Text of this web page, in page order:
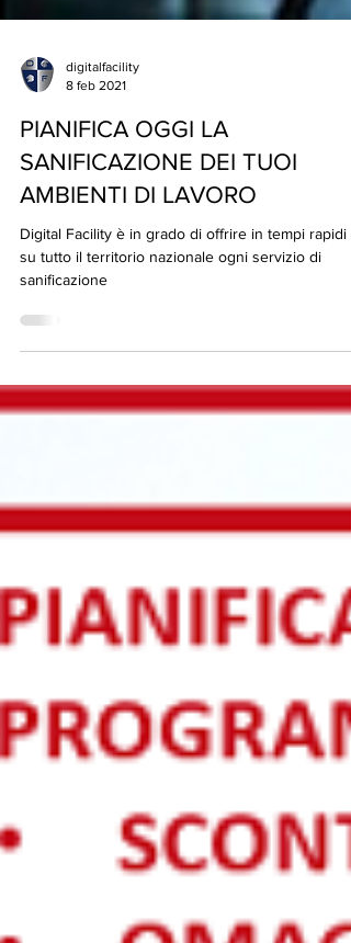
8 feb 2021
PIANIFICA OGGI LA
SANIFICAZIONE DEI TUOI
AMBIENTI DI LAVORO
Digital Facility è in grado di offrire in tempi rapidi e
sanificazione